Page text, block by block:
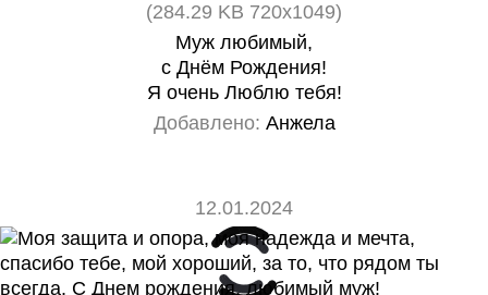
(284.29 KB 720x1049)
Муж любимый,
с Днём Рождения!
Я очень Люблю тебя!
Добавлено: Анжела
12.01.2024
0 0